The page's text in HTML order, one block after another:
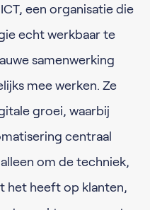
een organisatie die
echt werkbaar te
samenwerking
mee werken. Ze
groei, waarbij
centraal
om de techniek,
het heeft op klanten,